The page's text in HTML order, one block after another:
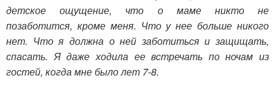
детское ощущение, что о маме никто не
позаботится, кроме меня. Что у нее больше никого
нет. Что я должна о ней заботиться и защищать,
спасать. Я даже ходила ее встречать по ночам из
гостей, когда мне было лет 7-8.